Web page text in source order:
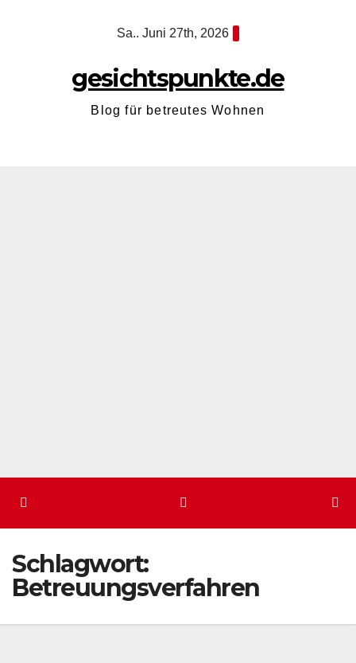
Sa.. Juni 27th, 2026
gesichtspunkte.de
Blog für betreutes Wohnen
Schlagwort:
Betreuungsverfahren